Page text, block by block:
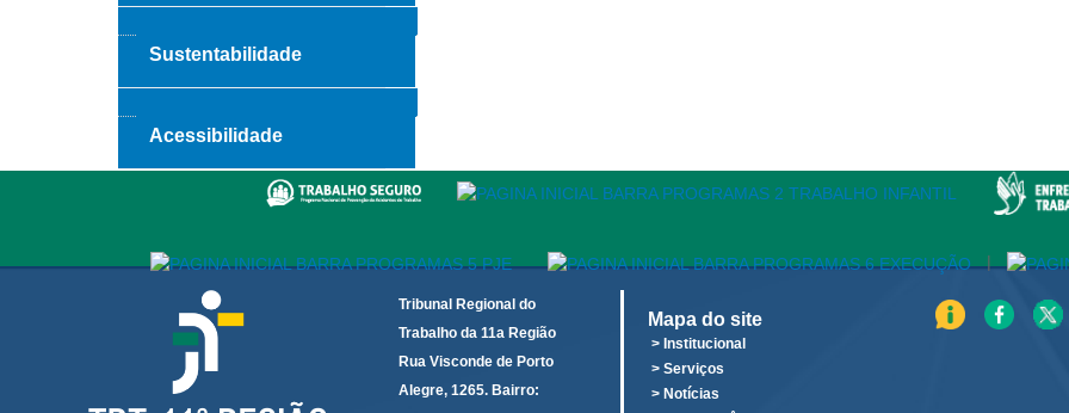
Sustentabilidade
Acessibilidade
|
Tribunal Regional do
Trabalho da 11a Região
Rua Visconde de Porto
Alegre, 1265. Bairro:
Mapa do site
> Institucional
> Serviços
> Notícias